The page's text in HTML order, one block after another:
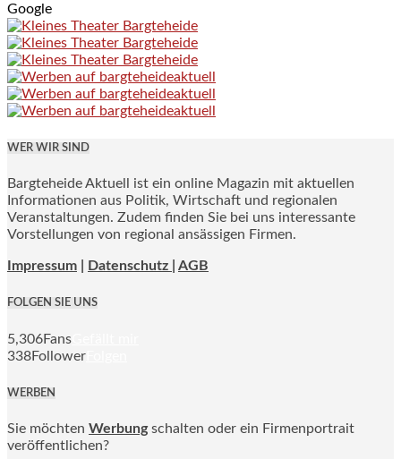
Google
WER WIR SIND
Bargteheide Aktuell ist ein online Magazin mit aktuellen
Informationen aus Politik, Wirtschaft und regionalen
Veranstaltungen. Zudem finden Sie bei uns interessante
Vorstellungen von regional ansässigen Firmen.
Impressum Datenschutz | AGB
FOLGEN SIE UNS
5,306Fans
338Follower
WERBEN
Sie möchten Werbung schalten oder ein Firmenportrait
veröffentlichen?